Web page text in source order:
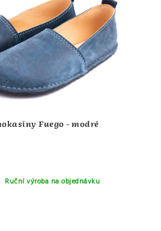
Fuego - modré
Ruční výroba na objednávku